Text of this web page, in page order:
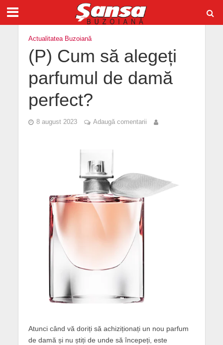
Actualitatea Buzoiană
(P) Cum să alegeți
parfumul de damă
perfect?
8 august 2023 Adaugă comentarii
Atunci când vă doriți să achiziționați un nou parfum
de damă și nu știți de unde să începeți, este